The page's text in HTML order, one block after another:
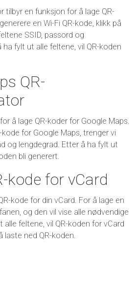
tilbyr en funksjon for å lage QR-
en Wi-Fi QR-kode, klikk på
SSID, passord og
fylt ut alle feltene, vil QR-koden
QR-
å lage QR-koder for Google Maps.
kode for Google Maps, trenger vi
og lengdegrad. Etter å ha fylt ut
bli generert.
kode for vCard
kode for din vCard. For å lage en
og den vil vise alle nødvendige
feltene, vil QR-koden for vCard
laste ned QR-koden.